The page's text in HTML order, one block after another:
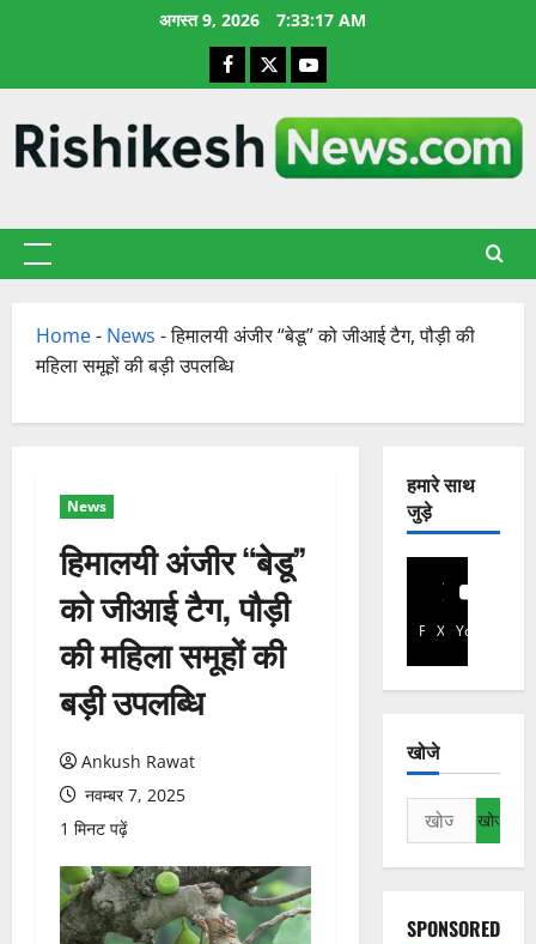
अगस्त 9, 2026 7:33:18 AM
Facebook
X YouTube
प्राथमिक
Home- News -हिमालयी अंजीर “बेडू” को जीआई टैग, पौड़ी की
महिला समूहों की बड़ी उपलब्धि
News
हिमालयी अंजीर “बेडू”
को जीआई टैग, पौड़ी
की महिला समूहों की
बड़ी उपलब्धि
Ankush Rawat
नवम्बर 7, 2025
1 मिनट पढ़ें
हमारे साथ
जुड़े
Facebook
X YouTube
खोजे
निम्न
को
खोजें:
SPONSORED